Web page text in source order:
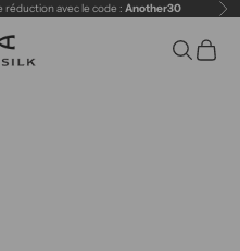
réduction avec le code : Another30
Ouvrir la
Voir